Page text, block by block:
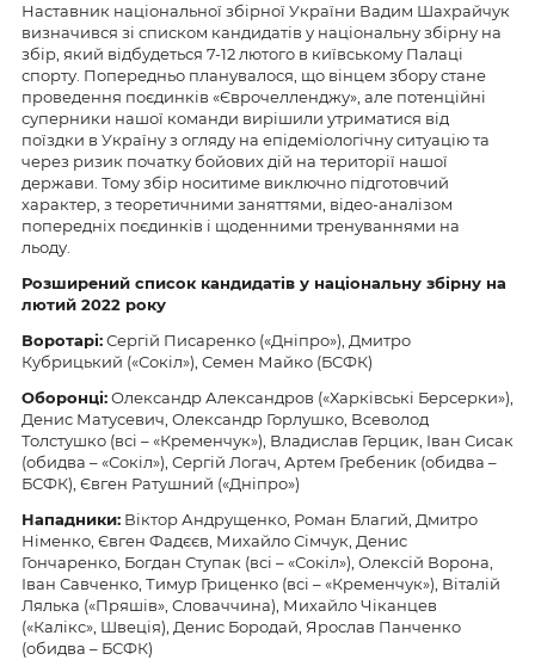
Наставник національної збірної України Вадим Шахрайчук
визначився зі списком кандидатів у національну збірну на
збір, який відбудеться 7-12 лютого в київському Палаці
спорту. Попередньо планувалося, що вінцем збору стане
проведення поєдинків «Єврочелленджу», але потенційні
суперники нашої команди вирішили утриматися від
поїздки в Україну з огляду на епідеміологічну ситуацію та
через ризик початку бойових дій на території нашої
держави. Тому збір носитиме виключно підготовчий
характер, з теоретичними заняттями, відео-аналізом
попередніх поєдинків і щоденними тренуваннями на
льоду.
Розширений список кандидатів у національну збірну на
лютий 2022 року
Воротарі:Сергій Писаренко («Дніпро»), Дмитро
Кубрицький («Сокіл»), Семен Майко (БСФК)
Оборонці:Олександр Александров («Харківські Берсерки»),
Денис Матусевич, Олександр Горлушко, Всеволод
Толстушко (всі – «Кременчук»), Владислав Герцик, Іван Сисак
(обидва – «Сокіл»), Сергій Логач, Артем Гребеник (обидва –
БСФК), Євген Ратушний («Дніпро»)
Нападники: Віктор Андрущенко, Роман Благий, Дмитро
Німенко, Євген Фадєєв, Михайло Сімчук, Денис
Гончаренко, Богдан Ступак (всі – «Сокіл»), Олексій Ворона,
Іван Савченко, Тимур Гриценко (всі – «Кременчук»), Віталій
Лялька («Пряшів», Словаччина), Михайло Чіканцев
(«Калікс», Швеція), Денис Бородай, Ярослав Панченко
(обидва – БСФК)